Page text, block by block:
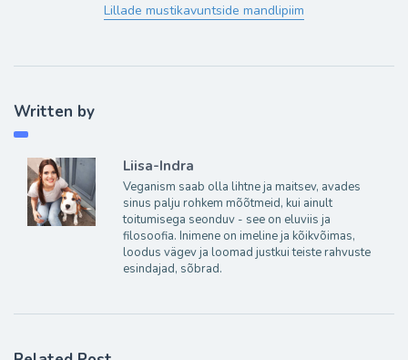
Lillade mustikavuntside mandlipiim
Written by
Liisa-Indra
Veganism saab olla lihtne ja maitsev, avades
sinus palju rohkem mõõtmeid, kui ainult
toitumisega seonduv - see on eluviis ja
filosoofia. Inimene on imeline ja kõikvõimas,
loodus vägev ja loomad justkui teiste rahvuste
esindajad, sõbrad.